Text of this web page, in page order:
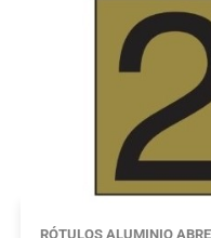
RÓTULOS ALUMINIO